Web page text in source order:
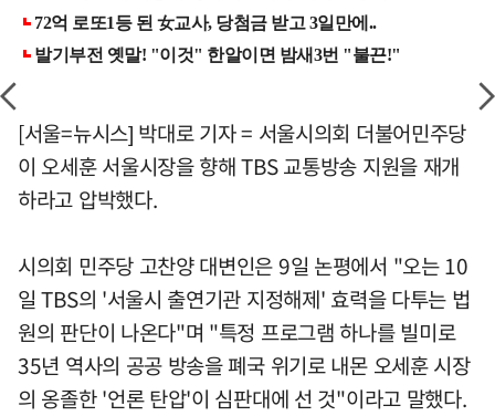
[서울=뉴시스] 박대로 기자 = 서울시의회 더불어민주당
이 오세훈 서울시장을 향해 TBS 교통방송 지원을 재개
하라고 압박했다.
시의회 민주당 고찬양 대변인은 9일 논평에서 "오는 10
일 TBS의 '서울시 출연기관 지정해제' 효력을 다투는 법
원의 판단이 나온다"며 "특정 프로그램 하나를 빌미로
35년 역사의 공공 방송을 폐국 위기로 내몬 오세훈 시장
의 옹졸한 '언론 탄압'이 심판대에 선 것"이라고 말했다.